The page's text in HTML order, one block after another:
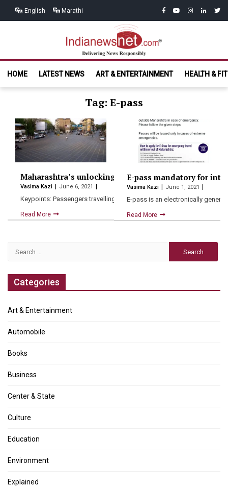
English Marathi facebook
youtubeinstagram
linkedin
India News
Net.com
HOME
LATEST NEWS ART & ENTERTAINMENT HEALTH &
Tag: E-pass
Maharashtra’s unlocking begins from Monday. New
Vasima Kazi June 6, 2021
Keypoints: Passengers travelling inter-district in private cars,taxis or
Read More
E-pass mandatory for
Vasima Kazi June 1, 2021
E-pass is an electronically
Read More
Categories
Art & Entertainment
Automobile
Books
Business
Center & State
Culture
Education
Environment
Explained